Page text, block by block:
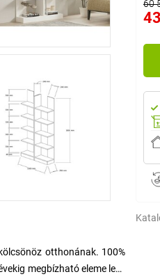
60
otthonának. 100%
megbízható eleme lesz